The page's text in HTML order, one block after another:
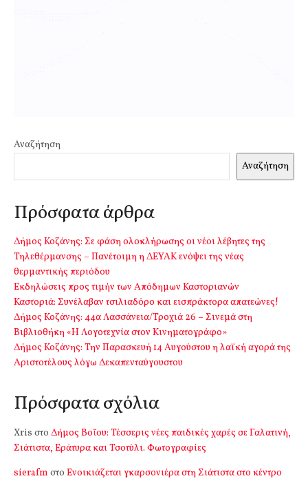
Αναζήτηση
Αναζήτηση
Πρόσφατα άρθρα
Δήμος Κοζάνης: Σε φάση ολοκλήρωσης οι νέοι λέβητες της
Τηλεθέρμανσης – Πανέτοιμη η ΔΕΥΑΚ ενόψει της νέας
θερμαντικής περιόδου
Εκδηλώσεις προς τιμήν των Απόδημων Καστοριανών
Καστοριά: Συνέλαβαν τσιλιαδόρο και εισπράκτορα απατεώνες!
Δήμος Κοζάνης: 44α Λασσάνεια/Τροχιά 26 – Σινεμά στη
Βιβλιοθήκη «Η Λογοτεχνία στον Κινηματογράφο»
Δήμος Κοζάνης: Την Παρασκευή 14 Αυγούστου η λαϊκή αγορά της
Αριστοτέλους λόγω Δεκαπενταύγουστου
Πρόσφατα σχόλια
Xris στο Δήμος Βοΐου: Τέσσερις νέες παιδικές χαρές σε Γαλατινή,
Σιάτιστα, Εράτυρα και Τσοτύλι. Φωτογραφίες
sierafm στο Ενοικιάζεται γκαρσονιέρα στη Σιάτιστα στο κέντρο